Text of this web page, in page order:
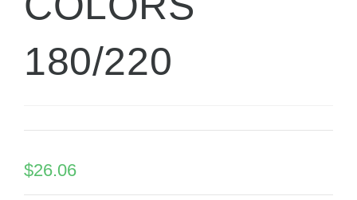
180/220
$26.06